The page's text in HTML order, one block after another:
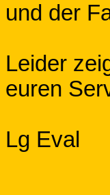
und der
Leider
euren
Lg Eval